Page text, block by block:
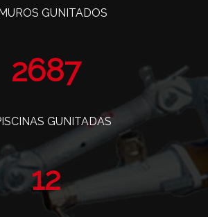
MUROS GUNITADOS
3308
GUNITADAS
14